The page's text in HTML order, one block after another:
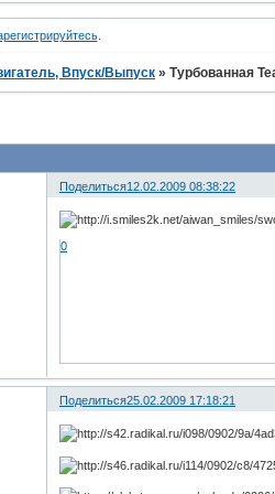
.
Впуск/Выпуск »Турбованная
Поделиться12.02.2009 08:38:22
0
Поделиться25.02.2009 17:18:21